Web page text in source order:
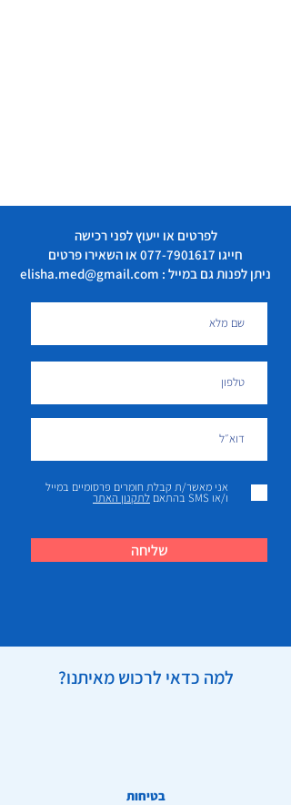
לפרטים או ייעוץ לפני רכישה
חייגו 077-7901617 או השאירו פרטים
ניתן לפנות גם במייל : elisha.med@gmail.com
אני מאשר/ת קבלת חומרים פרסומיים במייל
ו/או SMS בהתאם לתקנון האתר
שליחה
למה כדאי לרכוש מאיתנו?
בטיחות